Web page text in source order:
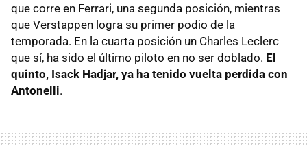
que corre en Ferrari, una segunda posición, mientras
que Verstappen logra su primer podio de la
temporada. En la cuarta posición un Charles Leclerc
que sí, ha sido el último piloto en no ser doblado. El
quinto, Isack Hadjar, ya ha tenido vuelta perdida con
Antonelli.